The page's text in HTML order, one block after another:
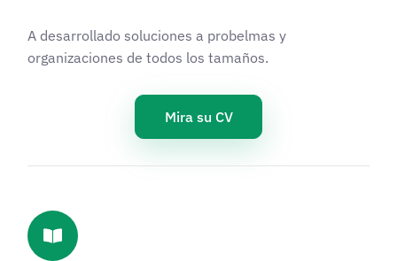
A desarrollado soluciones a probelmas y
organizaciones de todos los tamaños.
Mira su CV